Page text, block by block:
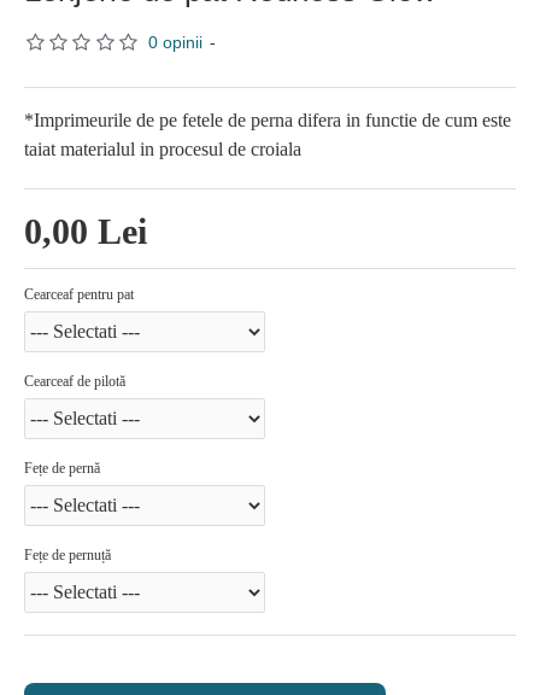
0 opinii -
0,00 Lei
*Imprimeurile de pe fetele de perna difera in functie de cum este
taiat materialul in procesul de croiala
Cearceaf pentru pat
Cearceaf de pilotă
Fețe de pernă
Fețe de pernuță